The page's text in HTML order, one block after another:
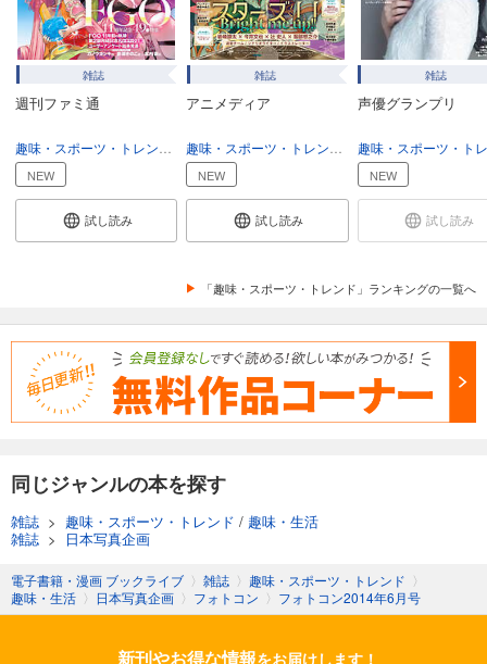
フォトコン2024年9月号
1,048円 (税込)
カート
試し読み
フォトコン2024年8月号
1,048円 (税込)
あらすじを表示する
フォトコン2024年7月号
1,048円 (税込)
カート
フォトコン2024年6月号
試し読み
あらすじを表示する
雑誌
週刊ファミ通
趣味・生活
NEW
試し読み
雑誌
アニメディア
趣味・生活
NEW
試し読み
雑誌
声優グランプリ
NEW
試し読み
「趣味・スポーツ・トレンド」ランキングの一覧へ
同じジャンルの本を探す
雑誌 > 趣味・スポーツ・トレンド / 趣味・生活
雑誌 > 日本写真企画
電子書籍・漫画 ブックライブ 〉 雑誌 〉 趣味・スポーツ・トレンド 〉
趣味・生活 〉 日本写真企画 〉 フォトコン 〉 フォトコン2014年6月号
新刊やお得な情報をお届けします！